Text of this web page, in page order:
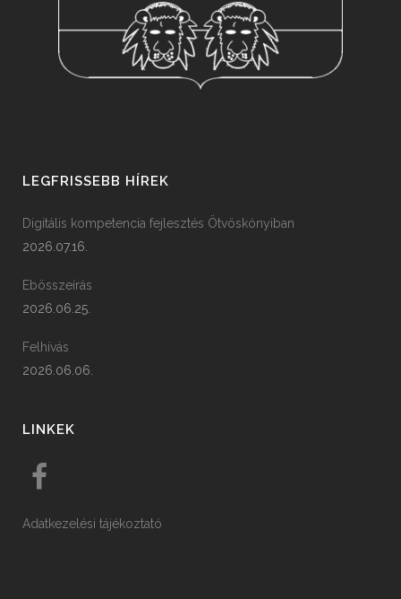
LEGFRISSEBB HÍREK
Digitális kompetencia fejlesztés Ötvöskónyiban
2026.07.16.
Ebösszeírás
2026.06.25.
Felhívás
2026.06.06.
LINKEK
Adatkezelési tájékoztató